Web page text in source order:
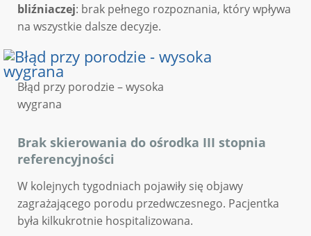
bliźniaczej: brak pełnego rozpoznania, który wpływa
na wszystkie dalsze decyzje.
Błąd przy porodzie – wysoka
wygrana
Brak skierowania do ośrodka III stopnia
referencyjności
W kolejnych tygodniach pojawiły się objawy
zagrażającego porodu przedwczesnego. Pacjentka
była kilkukrotnie hospitalizowana.